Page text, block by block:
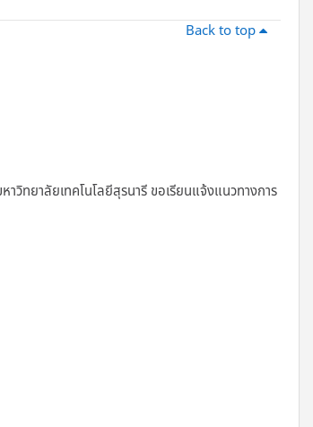
Back to top
ยาลัยเทคโนโลยีสุรนารี ขอเรียนแจ้งแนวทางการ